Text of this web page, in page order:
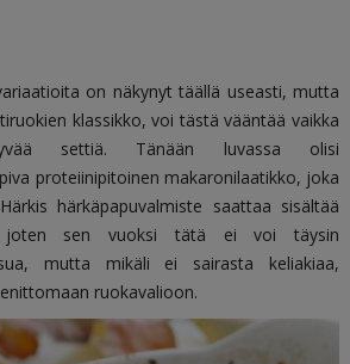
on näkynyt täällä useasti, mutta
klassikko, voi tästä vääntää vaikka
settiä. Tänään luvassa olisi
proteiinipitoinen makaronilaatikko, joka
härkäpapuvalmiste saattaa sisältää
joten sen vuoksi tätä ei voi täysin
mutta mikäli ei sairasta keliakiaa,
ruokavalioon.